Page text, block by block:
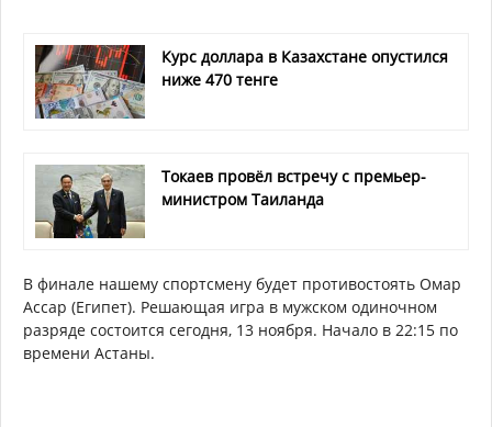
Курс доллара в Казахстане опустился
ниже 470 тенге
Токаев провёл встречу с премьер-
министром Таиланда
В финале нашему спортсмену будет противостоять Омар
Ассар (Египет). Решающая игра в мужском одиночном
разряде состоится сегодня, 13 ноября. Начало в 22:15 по
времени Астаны.